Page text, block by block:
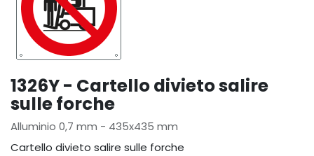
1326Y - Cartello divieto salire
sulle forche
Alluminio 0,7 mm - 435x435 mm
Cartello divieto salire sulle forche